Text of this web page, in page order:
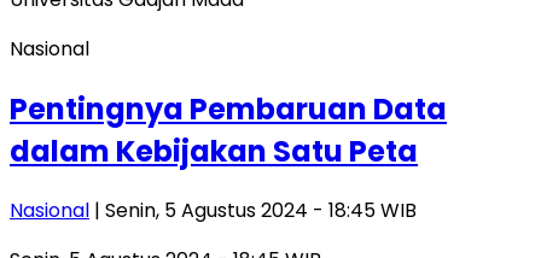
Nasional
Pentingnya Pembaruan Data
dalam Kebijakan Satu Peta
Nasional | Senin, 5 Agustus 2024 - 18:45 WIB